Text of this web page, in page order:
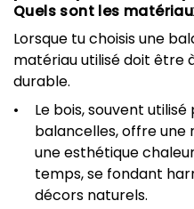
Quels sont les
Lorsque tu choisis une
matériau utilisé doit être
durable.
Le bois, souvent
balancelles, offre une
une esthétique
temps, se fondant
décors naturels.